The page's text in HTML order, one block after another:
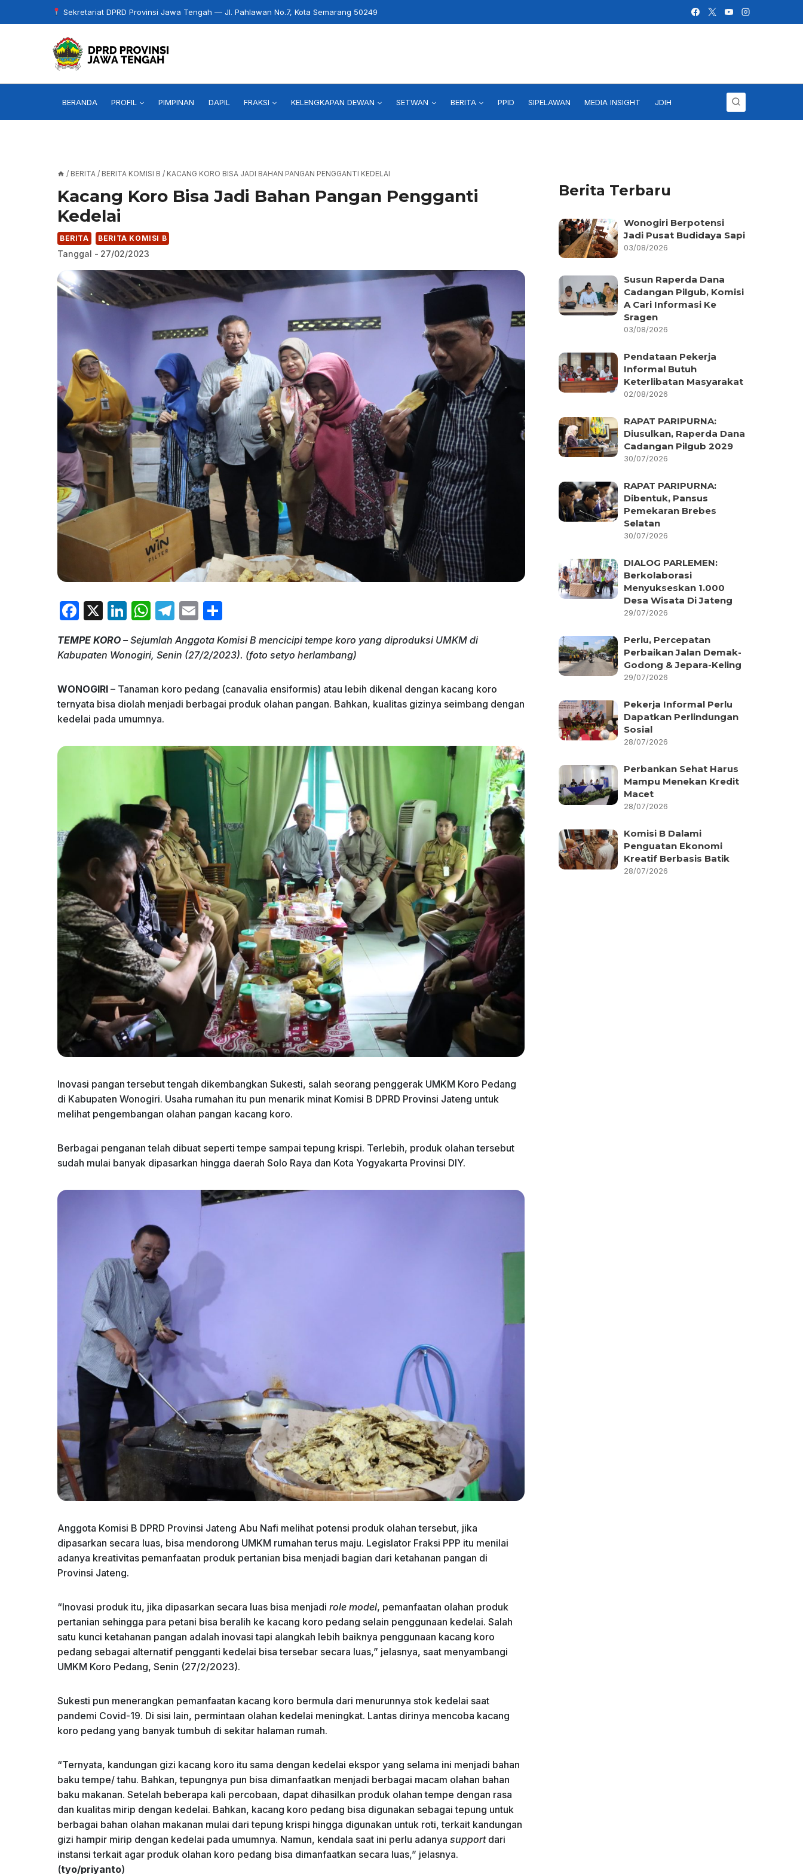
to
Sekretariat DPRD Provinsi Jawa Tengah — Jl. Pahlawan No.7, Kota Semarang 50249
BERANDA PROFIL PIMPINAN DAPIL FRAKSI KELENGKAPAN DEWAN SETWAN BERITA PPID SIPELAWAN MEDIA INSIGHT JDIH
/ BERITA / BERITA KOMISI B / KACANG KORO BISA JADI BAHAN PANGAN PENGGANTI KEDELAI
Kacang Koro Bisa Jadi Bahan Pangan Pengganti
Kedelai
BERITA BERITA KOMISI B
Tanggal - 27/02/2023
F
c
e
b
o
o
k
X
Li
k
e
dI
n
W
at
s
A
p
p
T
e
a
m
E
ai
l
ar
TEMPE KORO –Sejumlah Anggota Komisi B mencicipi tempe koro yang diproduksi UMKM di
Kabupaten Wonogiri, Senin (27/2/2023). (foto setyo herlambang)
WONOGIRI – Tanaman koro pedang (canavalia ensiformis) atau lebih dikenal dengan kacang koro
ternyata bisa diolah menjadi berbagai produk olahan pangan. Bahkan, kualitas gizinya seimbang dengan
kedelai pada umumnya.
Inovasi pangan tersebut tengah dikembangkan Sukesti, salah seorang penggerak UMKM Koro Pedang
di Kabupaten Wonogiri. Usaha rumahan itu pun menarik minat Komisi B DPRD Provinsi Jateng untuk
melihat pengembangan olahan pangan kacang koro.
Berbagai penganan telah dibuat seperti tempe sampai tepung krispi. Terlebih, produk olahan tersebut
sudah mulai banyak dipasarkan hingga daerah Solo Raya dan Kota Yogyakarta Provinsi DIY.
Anggota Komisi B DPRD Provinsi Jateng Abu Nafi melihat potensi produk olahan tersebut, jika
dipasarkan secara luas, bisa mendorong UMKM rumahan terus maju. Legislator Fraksi PPP itu menilai
adanya kreativitas pemanfaatan produk pertanian bisa menjadi bagian dari ketahanan pangan di
Provinsi Jateng.
“Inovasi produk itu, jika dipasarkan secara luas bisa menjadi role model, pemanfaatan olahan produk
pertanian sehingga para petani bisa beralih ke kacang koro pedang selain penggunaan kedelai. Salah
satu kunci ketahanan pangan adalah inovasi tapi alangkah lebih baiknya penggunaan kacang koro
pedang sebagai alternatif pengganti kedelai bisa tersebar secara luas,” jelasnya, saat menyambangi
UMKM Koro Pedang, Senin (27/2/2023).
Sukesti pun menerangkan pemanfaatan kacang koro bermula dari menurunnya stok kedelai saat
pandemi Covid-19. Di sisi lain, permintaan olahan kedelai meningkat. Lantas dirinya mencoba kacang
koro pedang yang banyak tumbuh di sekitar halaman rumah.
“Ternyata, kandungan gizi kacang koro itu sama dengan kedelai ekspor yang selama ini menjadi bahan
baku tempe/ tahu. Bahkan, tepungnya pun bisa dimanfaatkan menjadi berbagai macam olahan bahan
baku makanan. Setelah beberapa kali percobaan, dapat dihasilkan produk olahan tempe dengan rasa
dan kualitas mirip dengan kedelai. Bahkan, kacang koro pedang bisa digunakan sebagai tepung untuk
berbagai bahan olahan makanan mulai dari tepung krispi hingga digunakan untuk roti, terkait kandungan
gizi hampir mirip dengan kedelai pada umumnya. Namun, kendala saat ini perlu adanya supportdari
instansi terkait agar produk olahan koro pedang bisa dimanfaatkan secara luas,” jelasnya.
(tyo/priyanto)
Berita Terbaru
Wonogiri Berpotensi
Jadi Pusat Budidaya Sapi
03/08/2026
Susun Raperda Dana
Cadangan Pilgub, Komisi
A Cari Informasi Ke
Sragen
03/08/2026
Pendataan Pekerja
Informal Butuh
Keterlibatan Masyarakat
02/08/2026
RAPAT PARIPURNA:
Diusulkan, Raperda Dana
Cadangan Pilgub 2029
30/07/2026
RAPAT PARIPURNA:
Dibentuk, Pansus
Pemekaran Brebes
Selatan
30/07/2026
DIALOG PARLEMEN:
Berkolaborasi
Menyukseskan 1.000
Desa Wisata Di Jateng
29/07/2026
Perlu, Percepatan
Perbaikan Jalan Demak-
Godong & Jepara-Keling
29/07/2026
Pekerja Informal Perlu
Dapatkan Perlindungan
Sosial
28/07/2026
Perbankan Sehat Harus
Mampu Menekan Kredit
Macet
28/07/2026
Komisi B Dalami
Penguatan Ekonomi
Kreatif Berbasis Batik
28/07/2026